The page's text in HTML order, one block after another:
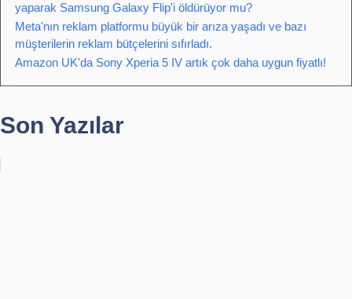
yaparak Samsung Galaxy Flip'i öldürüyor mu?
Meta'nın reklam platformu büyük bir arıza yaşadı ve bazı
müşterilerin reklam bütçelerini sıfırladı.
Amazon UK'da Sony Xperia 5 IV artık çok daha uygun fiyatlı!
Son Yazılar